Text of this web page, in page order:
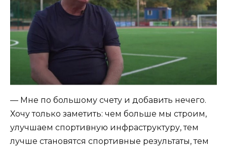
— Мне по большому счету и добавить нечего.
Хочу только заметить: чем больше мы строим,
улучшаем спортивную инфраструктуру, тем
лучше становятся спортивные результаты, тем